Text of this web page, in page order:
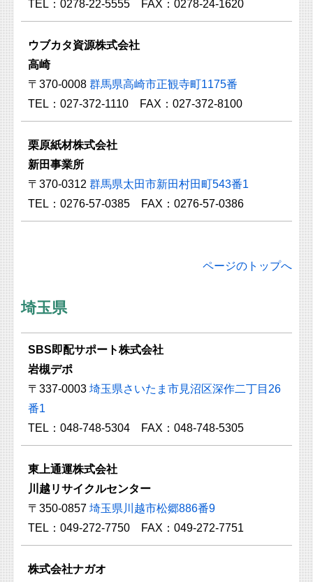
TEL：0278-22-5555 FAX：0278-24-1620
ウブカタ資源株式会社
高崎
〒370-0008 群馬県高崎市正観寺町1175番
TEL：027-372-1110 FAX：027-372-8100
栗原紙材株式会社
新田事業所
〒370-0312 群馬県太田市新田村田町543番1
TEL：0276-57-0385 FAX：0276-57-0386
ページのトップへ
埼玉県
SBS即配サポート株式会社
岩槻デポ
〒337-0003 埼玉県さいたま市見沼区深作二丁目26
番1
TEL：048-748-5304 FAX：048-748-5305
東上通運株式会社
川越リサイクルセンター
〒350-0857 埼玉県川越市松郷886番9
TEL：049-272-7750 FAX：049-272-7751
株式会社ナガオ